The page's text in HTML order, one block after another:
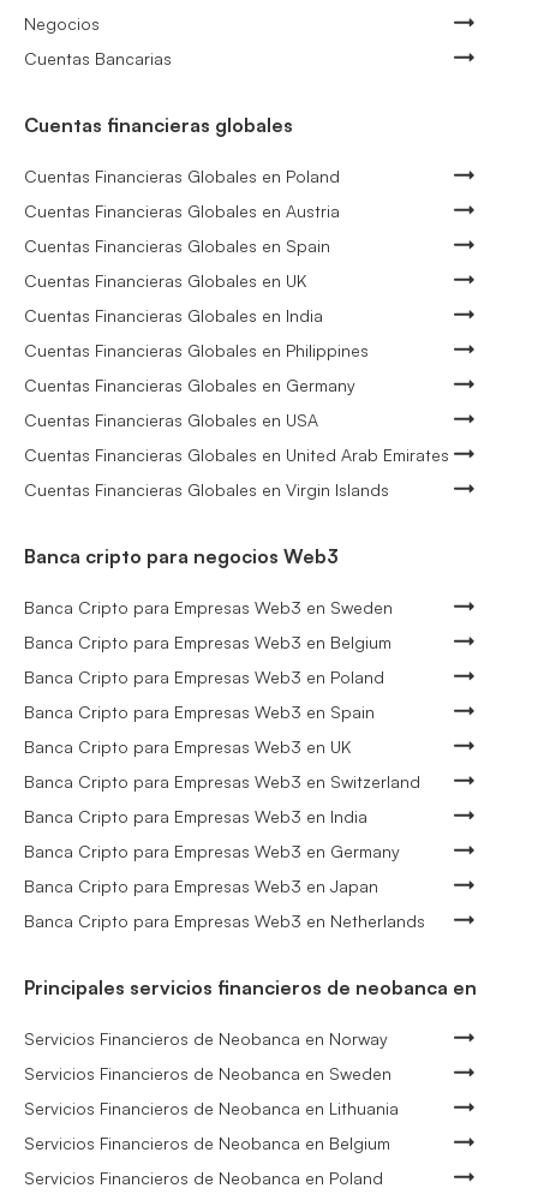
Negocios
Cuentas Bancarias
Cuentas financieras globales
Cuentas Financieras Globales en Poland
Cuentas Financieras Globales en Austria
Cuentas Financieras Globales en Spain
Cuentas Financieras Globales en UK
Cuentas Financieras Globales en India
Cuentas Financieras Globales en Philippines
Cuentas Financieras Globales en Germany
Cuentas Financieras Globales en USA
Cuentas Financieras Globales en United Arab Emirates
Cuentas Financieras Globales en Virgin Islands
Banca cripto para negocios Web3
Banca Cripto para Empresas Web3 en Sweden
Banca Cripto para Empresas Web3 en Belgium
Banca Cripto para Empresas Web3 en Poland
Banca Cripto para Empresas Web3 en Spain
Banca Cripto para Empresas Web3 en UK
Banca Cripto para Empresas Web3 en Switzerland
Banca Cripto para Empresas Web3 en India
Banca Cripto para Empresas Web3 en Germany
Banca Cripto para Empresas Web3 en Japan
Banca Cripto para Empresas Web3 en Netherlands
Principales servicios financieros de neobanca en
Servicios Financieros de Neobanca en Norway
Servicios Financieros de Neobanca en Sweden
Servicios Financieros de Neobanca en Lithuania
Servicios Financieros de Neobanca en Belgium
Servicios Financieros de Neobanca en Poland